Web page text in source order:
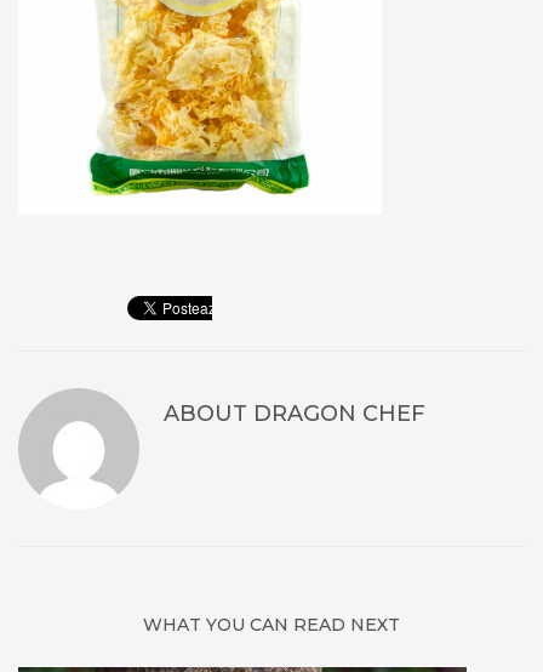
ABOUT DRAGON CHEF
WHAT YOU CAN READ NEXT